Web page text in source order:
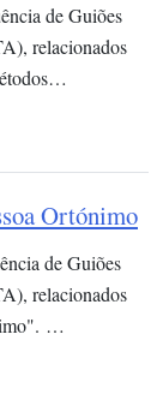
de Guiões
relacionados
Ortónimo
de Guiões
relacionados
…